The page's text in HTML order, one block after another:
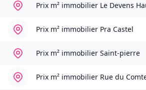
Prix m² immobilier Le Devens
Prix m² immobilier Pra Castel
Prix m² immobilier Saint-pierre
Prix m² immobilier Rue du